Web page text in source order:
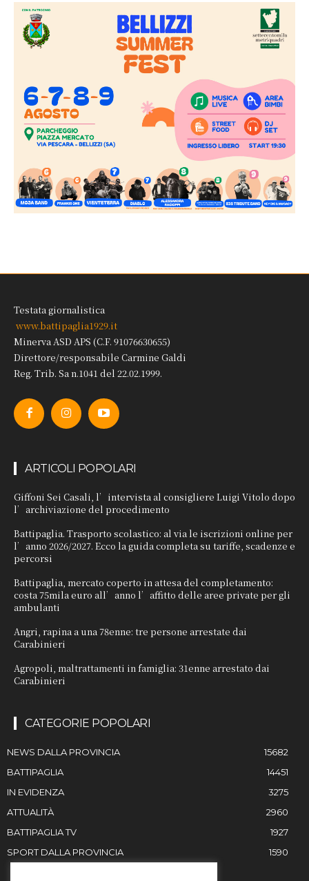
Testata giornalistica
www.battipaglia1929.it
Minerva ASD APS (C.F. 91076630655)
Direttore/responsabile Carmine Galdi
Reg. Trib. Sa n.1041 del 22.02.1999.
ARTICOLI POPOLARI
Giffoni Sei Casali, l’intervista al consigliere Luigi Vitolo dopo
l’archiviazione del procedimento
Battipaglia. Trasporto scolastico: al via le iscrizioni online per
l’anno 2026/2027. Ecco la guida completa su tariffe, scadenze e
percorsi
Battipaglia, mercato coperto in attesa del completamento:
costa 75mila euro all’anno l’affitto delle aree private per gli
ambulanti
Angri, rapina a una 78enne: tre persone arrestate dai
Carabinieri
Agropoli, maltrattamenti in famiglia: 31enne arrestato dai
Carabinieri
CATEGORIE POPOLARI
NEWS DALLA PROVINCIA
15682
BATTIPAGLIA
14451
IN EVIDENZA
3275
ATTUALITÀ
2960
BATTIPAGLIA TV
1927
SPORT DALLA PROVINCIA
1590